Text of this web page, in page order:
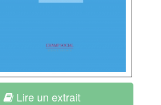
Lire un extrait